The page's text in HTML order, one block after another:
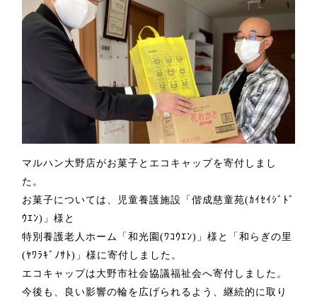
マルハン大野店がお菓子とエコ キャップを寄付しまし
た。
お菓子については、児童養護施設「偕成慈童苑(ｶｲｾｲｼﾞﾄﾞ
ｳｴﾝ) 」様と
特別養護老人ホーム「和光園(ﾜｺｳｴﾝ) 」様と「和らぎの里
(ﾔﾜﾗｷﾞﾉｻﾄ) 」様に寄付しました。
エコキャップは 大野市社会協議福祉会へ寄付しました。
今後も、良い影響の輪を広げられるよう、継続的に取り